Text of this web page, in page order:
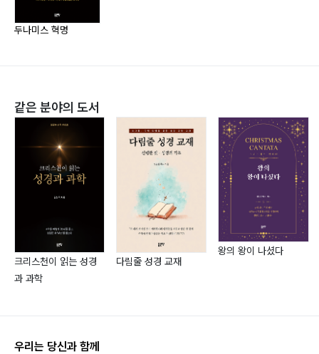
두나미스 혁명
같은 분야의 도서
크리스천이 읽는 성경
과 과학
다림줄 성경 교재
왕의 왕이 나셨다
우리는 당신과 함께